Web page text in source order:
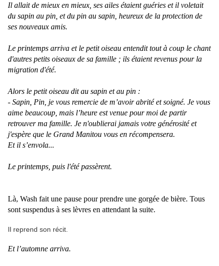
Il allait de mieux en mieux, ses ailes étaient guéries et il voletait
du sapin au pin, et du pin au sapin, heureux de la protection de
ses nouveaux amis.
Le printemps arriva et le petit oiseau entendit tout à coup le chant
d'autres petits oiseaux de sa famille ; ils étaient revenus pour la
migration d'été.
Alors le petit oiseau dit au sapin et au pin :
- Sapin, Pin, je vous remercie de m’avoir abrité et soigné. Je vous
aime beaucoup, mais l’heure est venue pour moi de partir
retrouver ma famille. Je n'oublierai jamais votre générosité et
j'espère que le Grand Manitou vous en récompensera.
Et il s’envola...
Le printemps, puis l'été passèrent.
Là, Wash fait une pause pour prendre une gorgée de bière. Tous
sont suspendus à ses lèvres en attendant la suite.
Il reprend son récit.
Et l’automne arriva.